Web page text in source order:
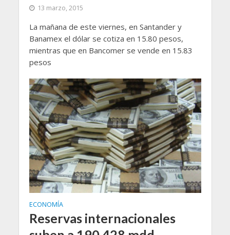
13 marzo, 2015
La mañana de este viernes, en Santander y
Banamex el dólar se cotiza en 15.80 pesos,
mientras que en Bancomer se vende en 15.83
pesos
ECONOMÍA
Reservas internacionales